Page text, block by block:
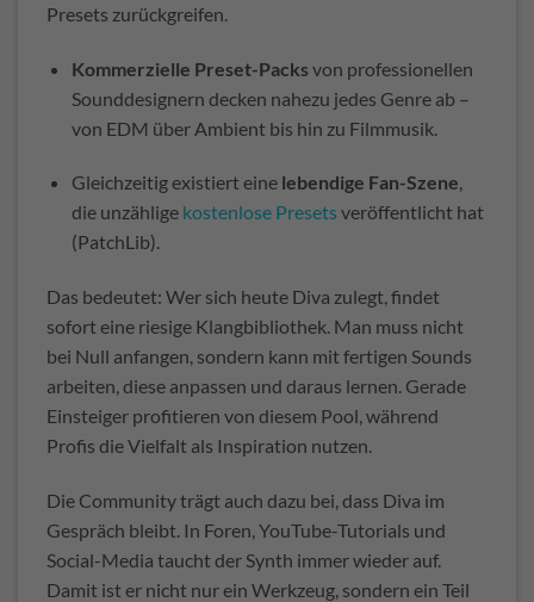
Presets zurückgreifen.
Kommerzielle Preset-Packsvon professionellen
Sounddesignern decken nahezu jedes Genre ab –
von EDM über Ambient bis hin zu Filmmusik.
Gleichzeitig existiert eine lebendige Fan-Szene,
die unzählige kostenlose Presets veröffentlicht hat
(PatchLib).
Das bedeutet: Wer sich heute Diva zulegt, findet
sofort eine riesige Klangbibliothek. Man muss nicht
bei Null anfangen, sondern kann mit fertigen Sounds
arbeiten, diese anpassen und daraus lernen. Gerade
Einsteiger profitieren von diesem Pool, während
Profis die Vielfalt als Inspiration nutzen.
Die Community trägt auch dazu bei, dass Diva im
Gespräch bleibt. In Foren, YouTube-Tutorials und
Social-Media taucht der Synth immer wieder auf.
Damit ist er nicht nur ein Werkzeug, sondern ein Teil